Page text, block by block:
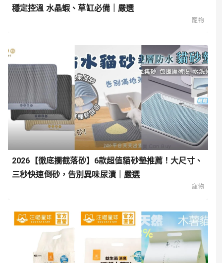
穩定控溫 水晶蝦、草缸必備｜嚴選
寵物
2026【徹底攔截落砂】6款超值貓砂墊推薦！大尺寸、
三秒快速倒砂，告別異味尿漬｜嚴選
寵物